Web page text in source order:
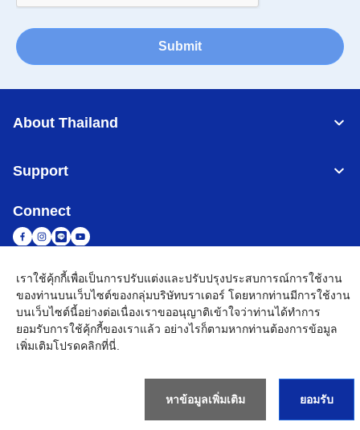
Submit
About Thailand
Support
Connect
Thailand เครือข่าย Brother ทั่วโลก
นโยบายความเป็นส่วนตัว เงื่อนไขการใช้งาน แผนผังเว็บไซต์ ไปที่โกลบอลไซต์
เราใช้คุ้กกี้เพื่อเป็นการปรับแต่งและปรับปรุงประสบการณ์การใช้งาน
ของท่านบนเว็บไซต์ของกลุ่มบริษัทบราเดอร์ โดยหากท่านมีการใช้งาน
บนเว็บไซต์นี้อย่างต่อเนื่องเราขออนุญาติเข้าใจว่าท่านได้ทำการ
ยอมรับการใช้คุ้กกี้ของเราแล้ว อย่างไรก็ตามหากท่านต้องการข้อมูล
เพิ่มเติมโปรดคลิกที่นี่
หาข้อมูลเพิ่มเติม ยอมรับ